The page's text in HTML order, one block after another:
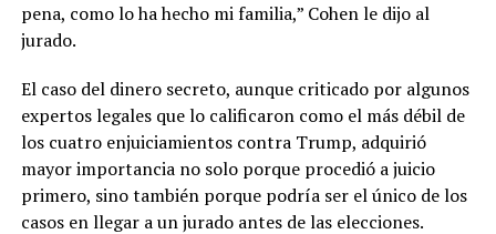
pena, como lo ha hecho mi familia,” Cohen le dijo al
jurado.
El caso del dinero secreto, aunque criticado por algunos
expertos legales que lo calificaron como el más débil de
los cuatro enjuiciamientos contra Trump, adquirió
mayor importancia no solo porque procedió a juicio
primero, sino también porque podría ser el único de los
casos en llegar a un jurado antes de las elecciones.